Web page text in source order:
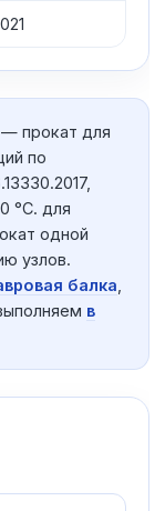
прокат для
по
°C. для
одной
узлов.
балка
в